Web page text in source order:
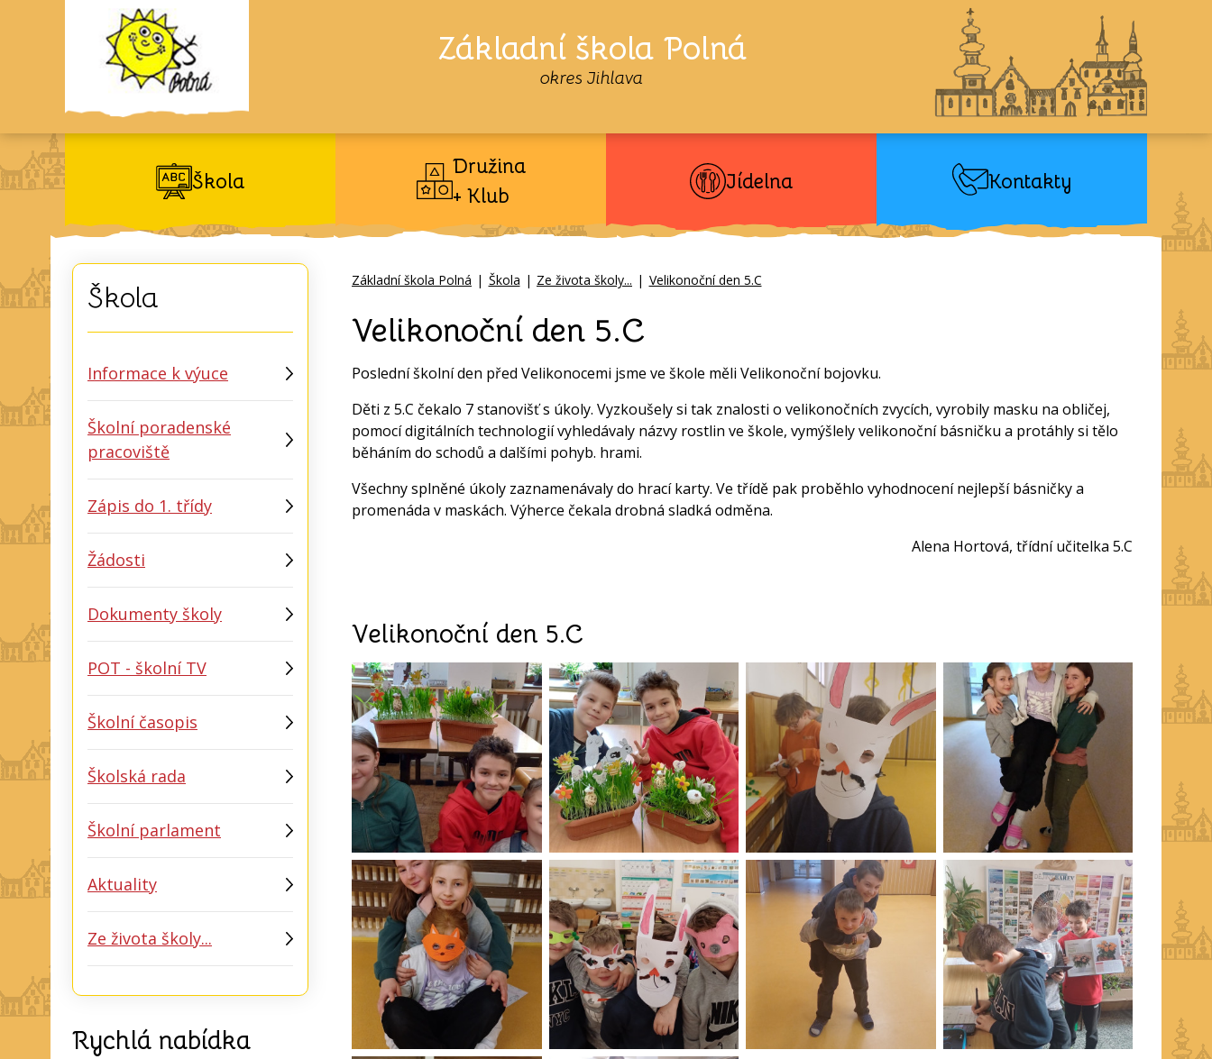
Základní škola Polná
okres Jihlava
Škola
Družina
+ Klub
Jídelna Kontakty
Základní škola Polná | Škola | Ze života školy... | Velikonoční den 5.C
Velikonoční den 5.C
Poslední školní den před Velikonocemi jsme ve škole měli Velikonoční bojovku.
Děti z 5.C čekalo 7 stanovišť s úkoly. Vyzkoušely si tak znalosti o velikonočních zvycích, vyrobily masku na obličej,
pomocí digitálních technologií vyhledávaly názvy rostlin ve škole, vymýšlely velikonoční básničku a protáhly si tělo
běháním do schodů a dalšími pohyb. hrami.
Všechny splněné úkoly zaznamenávaly do hrací karty. Ve třídě pak proběhlo vyhodnocení nejlepší básničky a
promenáda v maskách. Výherce čekala drobná sladká odměna.
Alena Hortová, třídní učitelka 5.C
Velikonoční den 5.C
Škola
Informace k výuce
Školní poradenské
pracoviště
Zápis do 1. třídy
Žádosti
Dokumenty školy
POT - školní TV
Školní časopis
Školská rada
Školní parlament
Aktuality
Ze života školy...
Rychlá nabídka